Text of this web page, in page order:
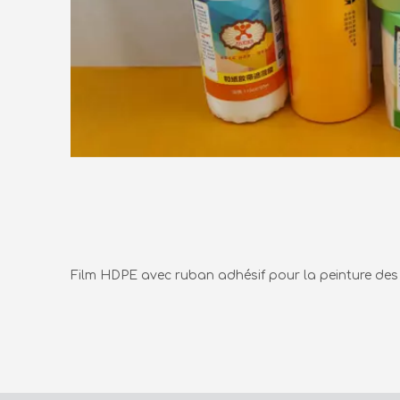
Film HDPE avec ruban adhésif pour la peinture